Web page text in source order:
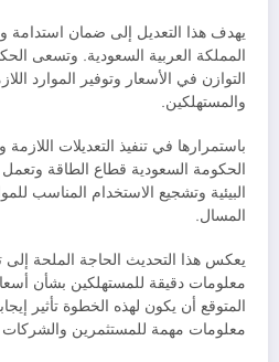
يهدف هذا التعديل إلى ضمان استدامة
المملكة العربية السعودية. وتسعى
التوازن في الأسعار وتوفير الموارد
والمستهلكين.
باستمرارها في تنفيذ التعديلات
الحكومة السعودية قطاع الطاقة
البيئية وتشجيع الاستخدام المناسب
المسال.
يعكس هذا التحديث الحاجة الملحة إلى
معلومات دقيقة للمستهلكين بشأن
المتوقع أن يكون لهذه الخطوة تأثير
معلومات مهمة للمستثمرين والشركات